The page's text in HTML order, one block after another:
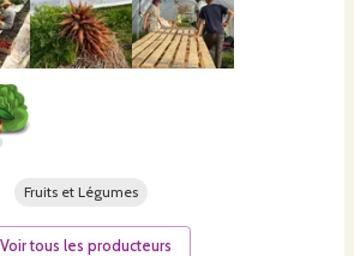
Fruits et Légumes
Voir tous les producteurs